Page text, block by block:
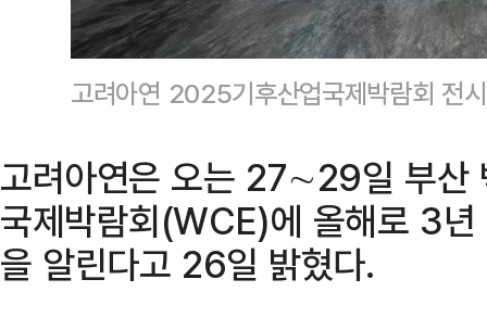
고려아연 2025기후산업국제박람회 전
고려아연은 오는 27∼29일 부산
국제박람회(WCE)에 올해로 3
을 알린다고 26일 밝혔다.